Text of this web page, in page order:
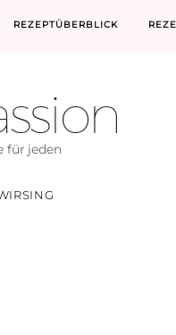
REZEPTÜBERBLICK
für jeden